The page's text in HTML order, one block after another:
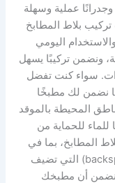
عملية وسهلة
بلاط المطابخ
اليومي
ونضمن تركيبًا يسهل
سواء كنت تفضل
نضمن لك مطبخًا
المحيطة بالموقد
للحماية من
المطابخ، بما في
ذلك الخلفيات الجدارية المزخرفة (backsplashes) التي تضيف
نضمن أن مطبخك